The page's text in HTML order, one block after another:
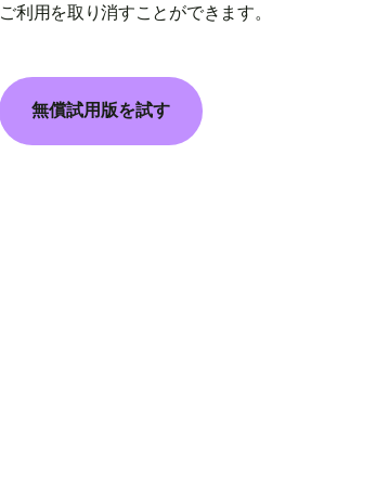
ご利用を取り消すことができます。
無償試用版を試す